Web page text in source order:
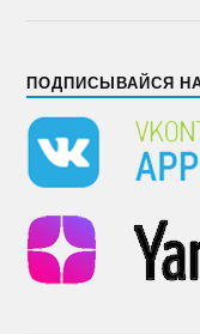
ПОДПИСЫВАЙСЯ